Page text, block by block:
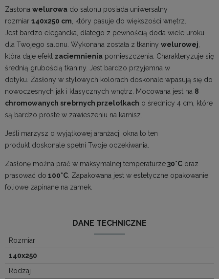
Zasłona welurowa do salonu posiada uniwersalny
rozmiar 140x250 cm , który pasuje do większości wnętrz.
Jest bardzo elegancka, dlatego z pewnością doda wiele uroku
dla Twojego salonu. Wykonana została z tkaniny welurowej
która daje efekt zaciemnienia pomieszczenia. Charakteryzuje się
średnią grubością tkaniny. Jest bardzo przyjemna w
dotyku. Zasłony w stylowych kolorach doskonale wpasują się do
nowoczesnych jak i klasycznych wnętrz. Mocowana jest na 8
chromowanych srebrnych przelotkach o średnicy 4 cm, które
są bardzo proste w zawieszeniu na karnisz.
Jeśli marzysz o wyjątkowej aranżacji okna to ten
produkt doskonale spełni Twoje oczekiwania.
Zasłonę można prać w maksymalnej temperaturze30°C oraz
prasować do 100°C . Zapakowana jest w estetyczne opakowanie
foliowe zapinane na zamek.
DANE TECHNICZNE
Rozmiar
140x250
Rodzaj